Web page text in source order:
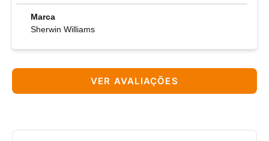
Marca
Sherwin Williams
VER AVALIAÇÕES